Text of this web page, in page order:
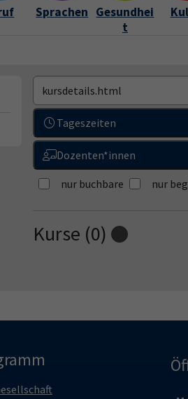
Sprachen Gesundhei
t
Tageszeiten
Dozenten*innen
nur buchbare nur
Kurse (0) Loading...